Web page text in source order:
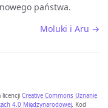
państwa.
Moluki i Aru →
licencji Creative Commons Uznanie
4.0 Międzynarodowej. Kod